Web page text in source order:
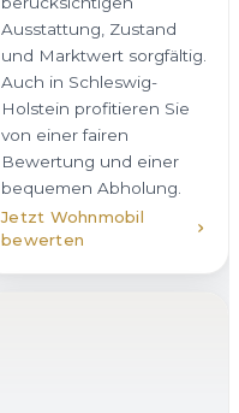
Bewertung und einer
bequemen Abholung.
Jetzt Wohnmobil
bewerten